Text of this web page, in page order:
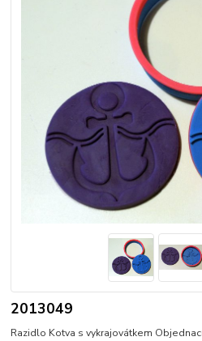
2013049
Razidlo Kotva s vykrajovátkem